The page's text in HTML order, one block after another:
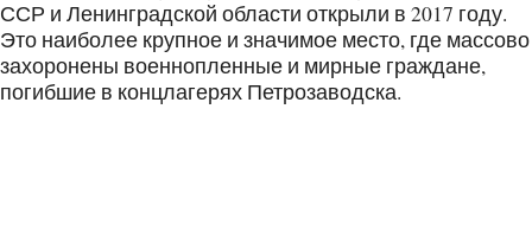
ССР и Ленинградской области открыли в 2017 году.
Это наиболее крупное и значимое место, где массово
захоронены военнопленные и мирные граждане,
погибшие в концлагерях Петрозаводска.